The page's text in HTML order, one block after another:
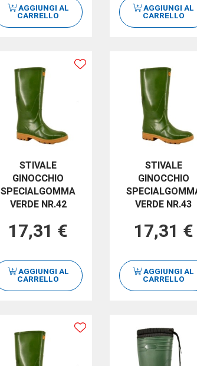
AGGIUNGI AL
CARRELLO
AGGIUNGI AL
CARRELLO
STIVALE
GINOCCHIO
SPECIALGOMMA
VERDE NR.42
17,31 €
AGGIUNGI AL
CARRELLO
STIVALE
GINOCCHIO
VERDE NR.43
17,31 €
AGGIUNGI AL
CARRELLO